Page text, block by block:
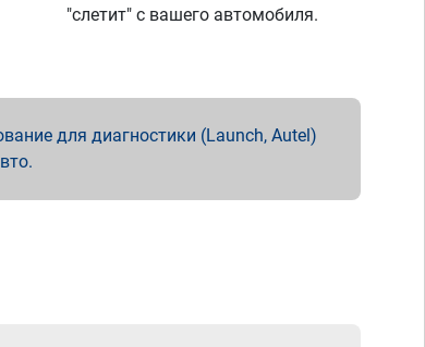
"слетит" с вашего автомобиля.
для диагностики (Launch, Autel)